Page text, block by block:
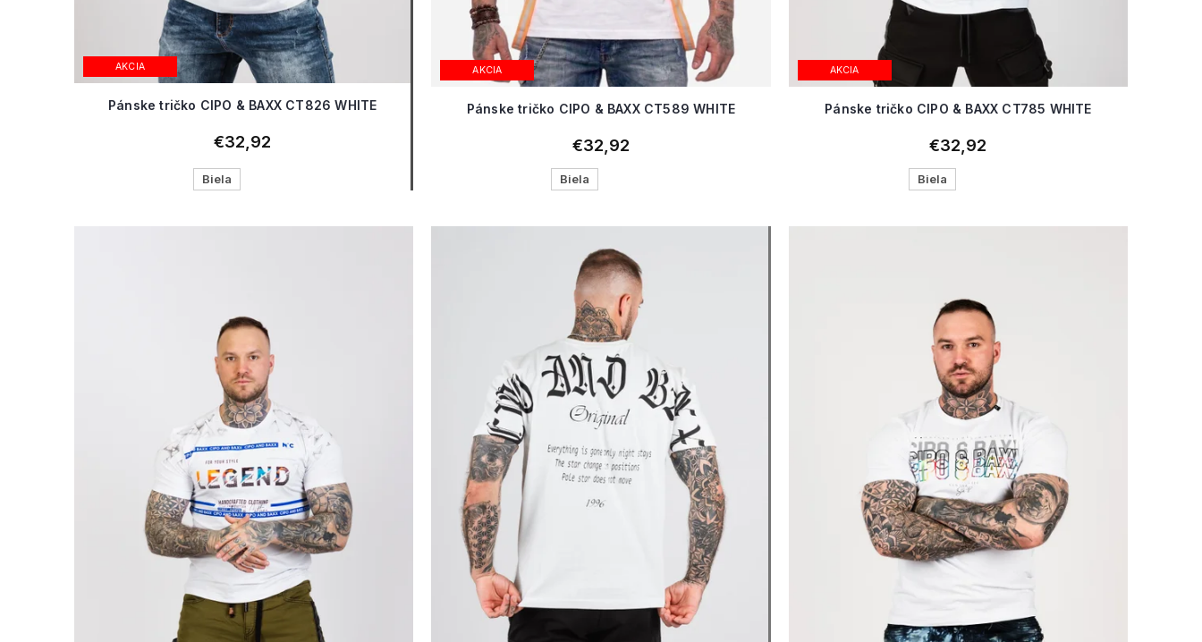
AKCIA
Pánske tričko CIPO & BAXX CT826 WHITE
€32,92
Biela
AKCIA
Pánske tričko CIPO & BAXX CT589 WHITE
€32,92
Biela
AKCIA
Pánske tričko CIPO & BAXX CT785 WHITE
€32,92
Biela